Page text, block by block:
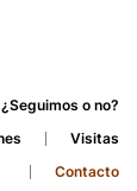
o no?
Visitas
Contacto